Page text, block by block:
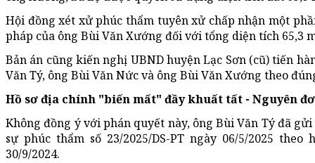
Hội đồng xét xử phúc thẩm tuyên xử chấp nhận một
pháp của ông Bùi Văn Xướng đối với tổng diện tích 65,3
Bản án cũng kiến nghị UBND huyện Lạc Sơn (cũ) tiến
Văn Tý, ông Bùi Văn Nức và ông Bùi Văn Xướng theo
Hồ sơ địa chính "biến mất" đầy khuất tất - Nguyên
Không đồng ý với phán quyết này, ông Bùi Văn Tý đã
sự phúc thẩm số 23/2025/DS-PT ngày 06/5/2025
30/9/2024.